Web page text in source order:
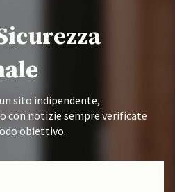
sito indipendente,
con notizie sempre verificate
obiettivo.